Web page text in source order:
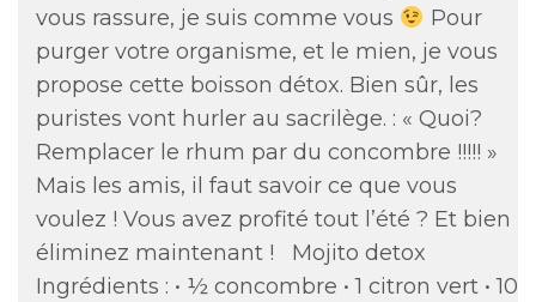
vous rassure, je suis comme vous
Pour
purger votre organisme, et le mien, je vous
propose cette boisson détox. Bien sûr, les
puristes vont hurler au sacrilège. : « Quoi?
Remplacer le rhum par du concombre !!!!! »
Mais les amis, il faut savoir ce que vous
voulez ! Vous avez profité tout l’été ? Et bien
éliminez maintenant ! Mojito detox
Ingrédients : • ½ concombre • 1 citron vert • 10